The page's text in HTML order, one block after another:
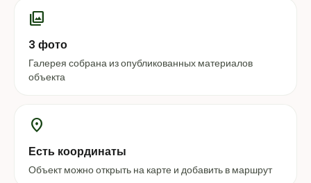
photo_library
3 фото
Галерея собрана из опубликованных материалов
объекта
location_on
Есть координаты
Объект можно открыть на карте и добавить в маршрут